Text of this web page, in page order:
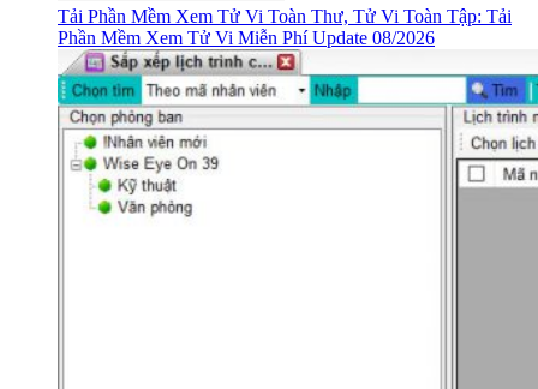
Tải Phần Mềm Xem Tử Vi Toàn Thư, Tử Vi Toàn Tập: Tải
Phần Mềm Xem Tử Vi Miễn Phí Update 08/2026